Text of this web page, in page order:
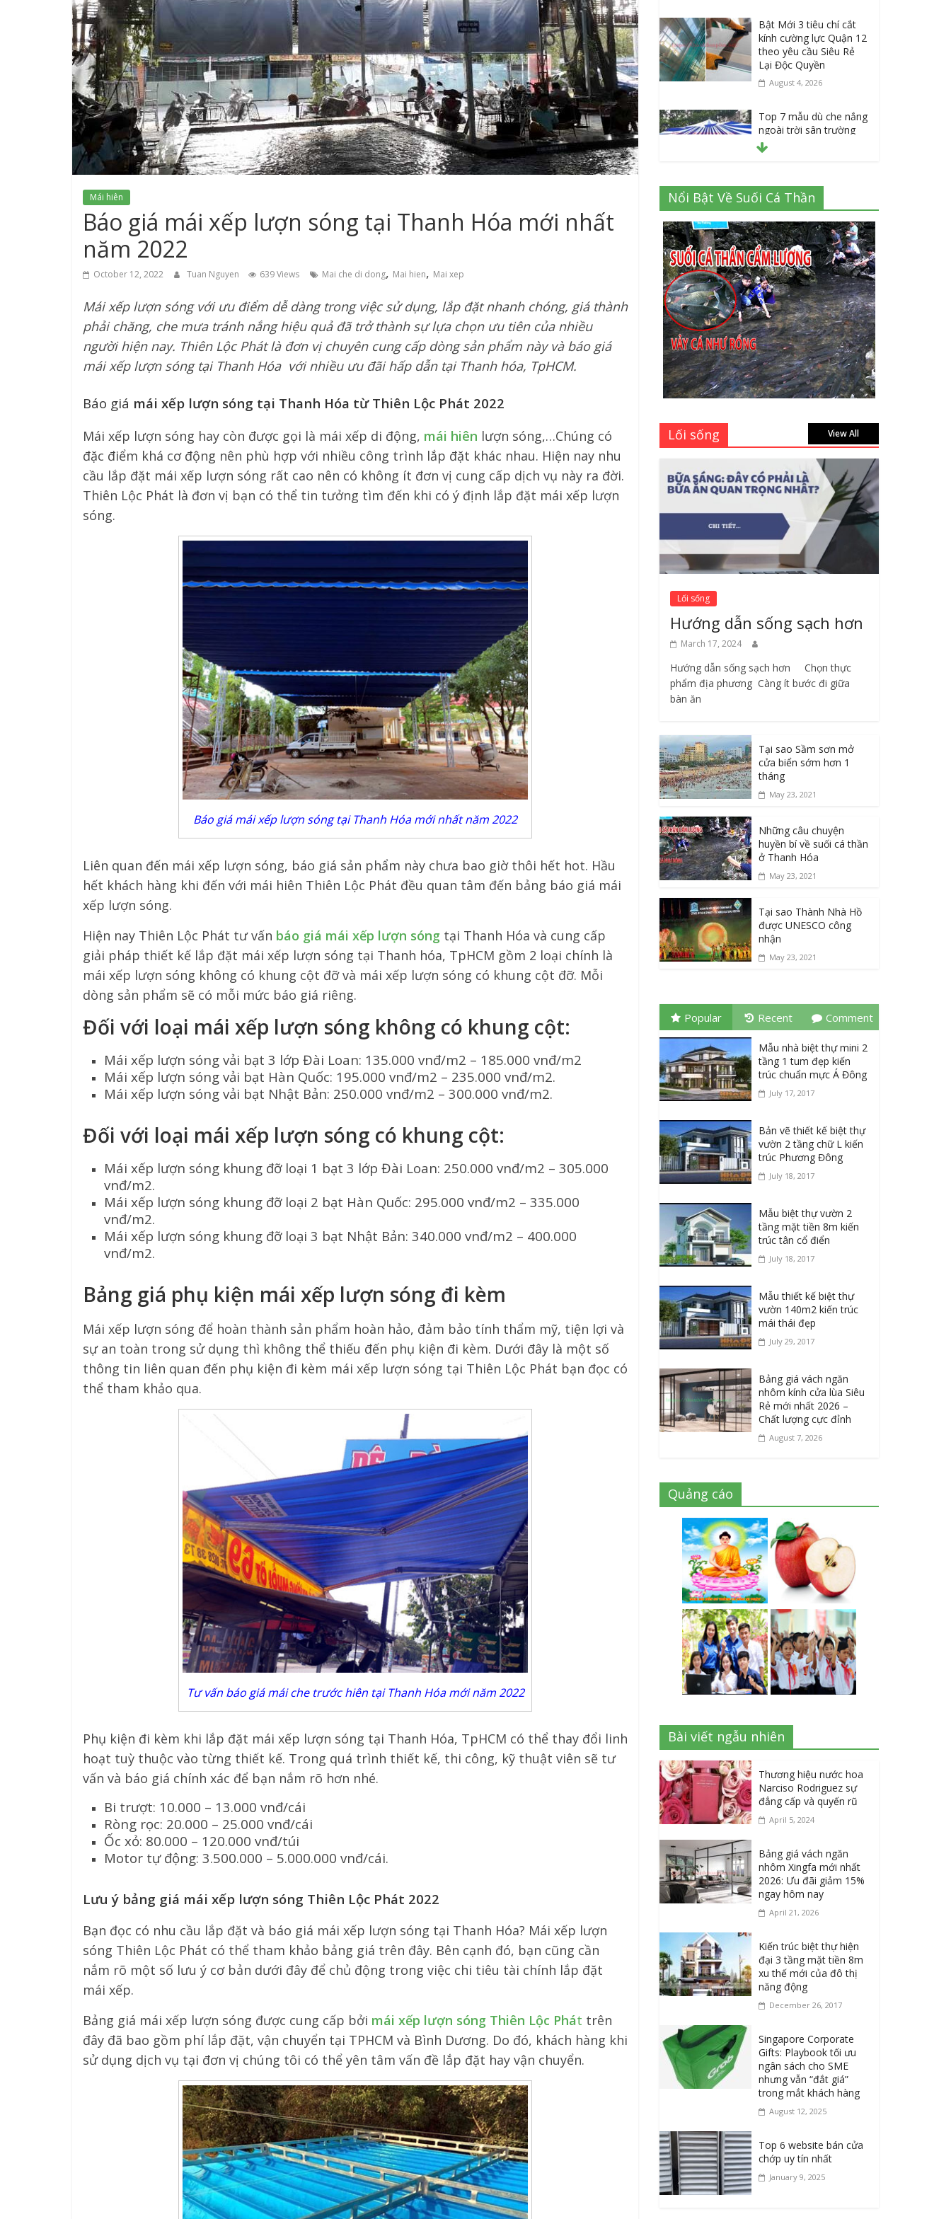
Mái hiên
Báo giá mái xếp lượn sóng tại Thanh Hóa mới nhất
năm 2022
October 12, 2022 Tuan Nguyen 639 Views Mai che di dong, Mai hien, Mai xep
Mái xếp lượn sóng với ưu điểm dễ dàng trong việc sử dụng, lắp đặt nhanh chóng, giá thành
phải chăng, che mưa tránh nắng hiệu quả đã trở thành sự lựa chọn ưu tiên của nhiều
người hiện nay. Thiên Lộc Phát là đơn vị chuyên cung cấp dòng sản phẩm này và báo giá
mái xếp lượn sóng tại Thanh Hóa với nhiều ưu đãi hấp dẫn tại Thanh hóa, TpHCM.
Báo giá mái xếp lượn sóng tại Thanh Hóa từ Thiên Lộc Phát 2022
Mái xếp lượn sóng hay còn được gọi là mái xếp di động, mái hiên lượn sóng,…Chúng có
đặc điểm khá cơ động nên phù hợp với nhiều công trình lắp đặt khác nhau. Hiện nay nhu
cầu lắp đặt mái xếp lượn sóng rất cao nên có không ít đơn vị cung cấp dịch vụ này ra đời.
Thiên Lộc Phát là đơn vị bạn có thể tin tưởng tìm đến khi có ý định lắp đặt mái xếp lượn
sóng.
Báo giá mái xếp lượn sóng tại Thanh Hóa mới nhất năm 2022
Liên quan đến mái xếp lượn sóng, báo giá sản phẩm này chưa bao giờ thôi hết hot. Hầu
hết khách hàng khi đến với mái hiên Thiên Lộc Phát đều quan tâm đến bảng báo giá mái
xếp lượn sóng.
Hiện nay Thiên Lộc Phát tư vấn báo giá mái xếp lượn sóng tại Thanh Hóa và cung cấp
giải pháp thiết kế lắp đặt mái xếp lượn sóng tại Thanh hóa, TpHCM gồm 2 loại chính là
mái xếp lượn sóng không có khung cột đỡ và mái xếp lượn sóng có khung cột đỡ. Mỗi
dòng sản phẩm sẽ có mỗi mức báo giá riêng.
Đối với loại mái xếp lượn sóng không có khung cột:
Mái xếp lượn sóng vải bạt 3 lớp Đài Loan: 135.000 vnđ/m2 – 185.000 vnđ/m2
Mái xếp lượn sóng vải bạt Hàn Quốc: 195.000 vnđ/m2 – 235.000 vnđ/m2.
Mái xếp lượn sóng vải bạt Nhật Bản: 250.000 vnđ/m2 – 300.000 vnđ/m2.
Đối với loại mái xếp lượn sóng có khung cột:
Mái xếp lượn sóng khung đỡ loại 1 bạt 3 lớp Đài Loan: 250.000 vnđ/m2 – 305.000
vnđ/m2.
Mái xếp lượn sóng khung đỡ loại 2 bạt Hàn Quốc: 295.000 vnđ/m2 – 335.000
vnđ/m2.
Mái xếp lượn sóng khung đỡ loại 3 bạt Nhật Bản: 340.000 vnđ/m2 – 400.000
vnđ/m2.
Bảng giá phụ kiện mái xếp lượn sóng đi kèm
Mái xếp lượn sóng để hoàn thành sản phẩm hoàn hảo, đảm bảo tính thẩm mỹ, tiện lợi và
sự an toàn trong sử dụng thì không thể thiếu đến phụ kiện đi kèm. Dưới đây là một số
thông tin liên quan đến phụ kiện đi kèm mái xếp lượn sóng tại Thiên Lộc Phát bạn đọc có
thể tham khảo qua.
Tư vấn báo giá mái che trước hiên tại Thanh Hóa mới năm 2022
Phụ kiện đi kèm khi lắp đặt mái xếp lượn sóng tại Thanh Hóa, TpHCM có thể thay đổi linh
hoạt tuỳ thuộc vào từng thiết kế. Trong quá trình thiết kế, thi công, kỹ thuật viên sẽ tư
vấn và báo giá chính xác để bạn nắm rõ hơn nhé.
Bi trượt: 10.000 – 13.000 vnđ/cái
Ròng rọc: 20.000 – 25.000 vnđ/cái
Ốc xỏ: 80.000 – 120.000 vnđ/túi
Motor tự động: 3.500.000 – 5.000.000 vnđ/cái.
Lưu ý bảng giá mái xếp lượn sóng Thiên Lộc Phát 2022
Bạn đọc có nhu cầu lắp đặt và báo giá mái xếp lượn sóng tại Thanh Hóa? Mái xếp lượn
sóng Thiên Lộc Phát có thể tham khảo bảng giá trên đây. Bên cạnh đó, bạn cũng cần
nắm rõ một số lưu ý cơ bản dưới đây để chủ động trong việc chi tiêu tài chính lắp đặt
mái xếp.
Bảng giá mái xếp lượn sóng được cung cấp bởi mái xếp lượn sóng Thiên Lộc Phát trên
đây đã bao gồm phí lắp đặt, vận chuyển tại TPHCM và Bình Dương. Do đó, khách hàng khi
sử dụng dịch vụ tại đơn vị chúng tôi có thể yên tâm vấn đề lắp đặt hay vận chuyển.
Bật Mới 3 tiêu chí cắt
kính cường lực Quận 12
theo yêu cầu Siêu Rẻ
Lại Độc Quyền
August 4, 2026
Top 7 mẫu dù che nắng
ngoài trời sân trường
siêu bền được các
trường sử dụng nhiều
July 20, 2026
Danh sách 8 đại lý bán
tập vở học sinh giá sỉ
tại Tphcm uy tín được
đánh giá High
July 16, 2026
Cập nhật mới nhất: Vở
học sinh 96 trang giá
bao nhiêu tại 3 đại lý
lớn có tiếng ở Tphcm
hiện nay?
July 9, 2026
nhôm kính cửa lùa Siêu
Rẻ mới nhất 2026 –
Chất lượng cực đỉnh
August 7, 2026
Nổi Bật Về Suối Cá Thần
Lối sống View All
Lối sống
Hướng dẫn sống sạch hơn
March 17, 2024
Hướng dẫn sống sạch hơn Chọn thực
phẩm địa phương ​ Càng ít bước đi giữa
bàn ăn
Tại sao Sầm sơn mở
cửa biển sớm hơn 1
tháng
May 23, 2021
Những câu chuyện
huyền bí về suối cá thần
ở Thanh Hóa
May 23, 2021
Tại sao Thành Nhà Hồ
được UNESCO công
nhận
May 23, 2021
Popular Recent Comment
Mẫu nhà biệt thự mini 2
tầng 1 tum đẹp kiến
trúc chuẩn mực Á Đông
July 17, 2017
Bản vẽ thiết kế biệt thự
vườn 2 tầng chữ L kiến
trúc Phương Đông
July 18, 2017
Mẫu biệt thự vườn 2
tầng mặt tiền 8m kiến
trúc tân cổ điển
July 18, 2017
Mẫu thiết kế biệt thự
vườn 140m2 kiến trúc
mái thái đẹp
July 29, 2017
Bảng giá vách ngăn
nhôm kính cửa lùa Siêu
Rẻ mới nhất 2026 –
Chất lượng cực đỉnh
August 7, 2026
Quảng cáo
Bài viết ngẫu nhiên
Thương hiệu nước hoa
Narciso Rodriguez sự
đẳng cấp và quyến rũ
April 5, 2024
Bảng giá vách ngăn
nhôm Xingfa mới nhất
2026: Ưu đãi giảm 15%
ngay hôm nay
April 21, 2026
Kiến trúc biệt thự hiện
đại 3 tầng mặt tiền 8m
xu thế mới của đô thị
năng động
December 26, 2017
Singapore Corporate
Gifts: Playbook tối ưu
ngân sách cho SME
nhưng vẫn “đắt giá”
trong mắt khách hàng
August 12, 2025
Top 6 website bán cửa
chớp uy tín nhất
January 9, 2025